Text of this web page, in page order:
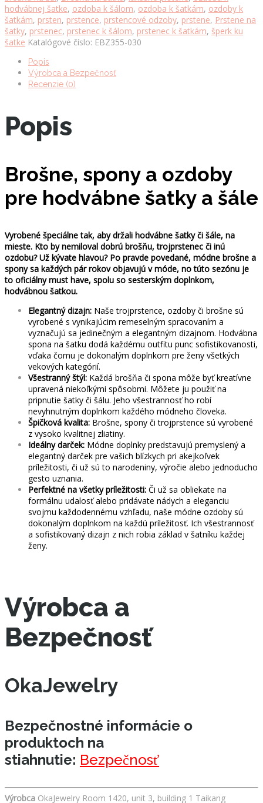
šál
v
podobe
kvetiny
so
sklíčkami
množstvo
hodvábnej šatke, ozdoba k šálom, ozdoba k šatkám, ozdoby k
šatkám, prsten, prstence, prstencové odzoby, prstene, Prstene na
šatky, prstenec, prstenec k šálom, prstenec k šatkám, šperk ku
šatke Katalógové číslo: EBZ355-030
Popis
Výrobca a Bezpečnosť
Recenzie (0)
Popis
Brošne, spony a ozdoby
pre hodvábne šatky a šále
Vyrobené špeciálne tak, aby držali hodvábne šatky či šále, na
mieste. Kto by nemiloval dobrú brošňu, trojprstenec či inú
ozdobu? Už kývate hlavou? Po pravde povedané, módne brošne a
spony sa každých pár rokov objavujú v móde, no túto sezónu je
to oficiálny must have, spolu so sesterským doplnkom,
hodvábnou šatkou.
Elegantný dizajn: Naše trojprstence, ozdoby či brošne sú
vyrobené s vynikajúcim remeselným spracovaním a
vyznačujú sa jedinečným a elegantným dizajnom. Hodvábna
spona na šatku dodá každému outfitu punc sofistikovanosti,
vďaka čomu je dokonalým doplnkom pre ženy všetkých
vekových kategórií.
Všestranný štýl: Každá brošňa či spona môže byť kreatívne
upravená niekoľkými spôsobmi. Môžete ju použiť na
pripnutie šatky či šálu. Jeho všestrannosť ho robí
nevyhnutným doplnkom každého módneho človeka.
Špičková kvalita: Brošne, spony či trojprstence sú vyrobené
z vysoko kvalitnej zliatiny.
Ideálny darček: Módne doplnky predstavujú premyslený a
elegantný darček pre vašich blízkych pri akejkoľvek
príležitosti, či už sú to narodeniny, výročie alebo jednoducho
gesto uznania.
Perfektné na všetky príležitosti: Či už sa obliekate na
formálnu udalosť alebo pridávate nádych a eleganciu
svojmu každodennému vzhľadu, naše módne ozdoby sú
dokonalým doplnkom na každú príležitosť. Ich všestrannosť
a sofistikovaný dizajn z nich robia základ v šatníku každej
ženy.
Výrobca a
Bezpečnosť
OkaJewelry
Bezpečnostné informácie o
produktoch na
stiahnutie: Bezpečnosť
Výrobca OkaJewelry Room 1420, unit 3, building 1 Taikang